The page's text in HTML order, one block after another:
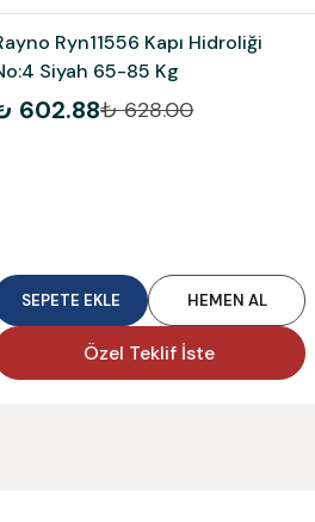
Ryn11556 Kapı Hidroliği
Siyah 65-85 Kg
602.88₺ 628.00
SEPETE EKLE HEMEN AL
Özel Teklif İste